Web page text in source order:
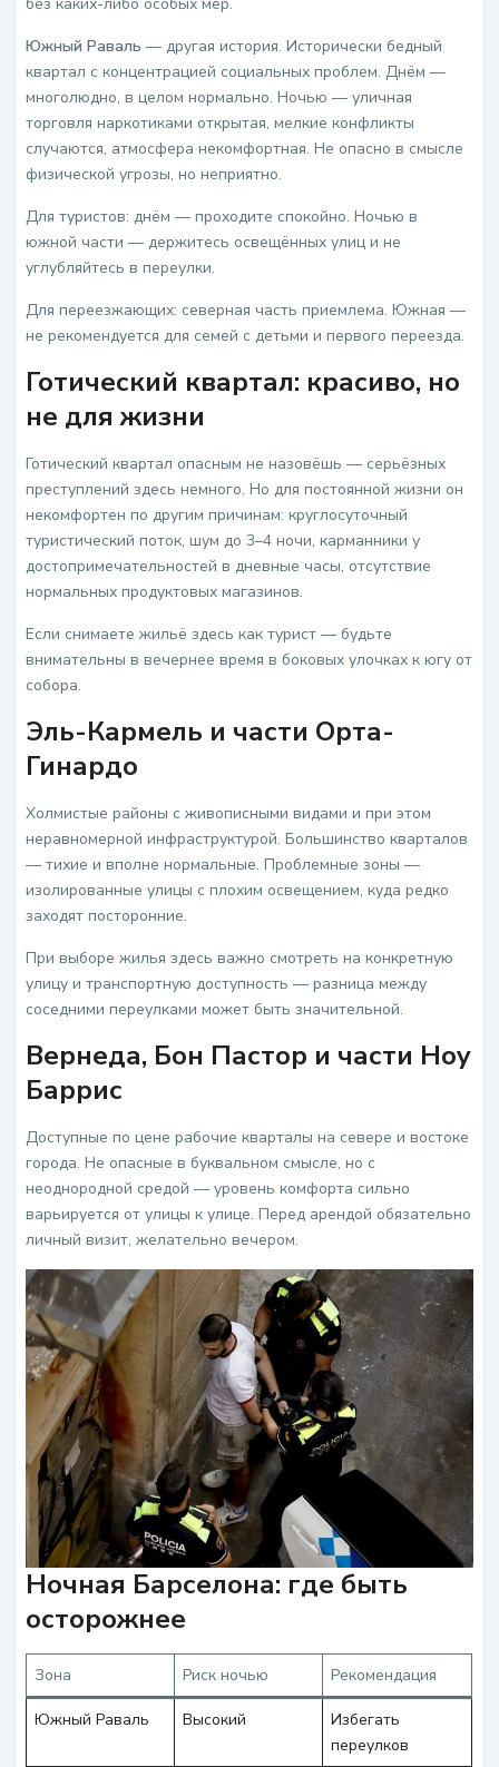
без каких-либо особых мер.
Южный Раваль — другая история. Исторически бедный
квартал с концентрацией социальных проблем. Днём —
многолюдно, в целом нормально. Ночью — уличная
торговля наркотиками открытая, мелкие конфликты
случаются, атмосфера некомфортная. Не опасно в смысле
физической угрозы, но неприятно.
Для туристов: днём — проходите спокойно. Ночью в
южной части — держитесь освещённых улиц и не
углубляйтесь в переулки.
Для переезжающих: северная часть приемлема. Южная —
не рекомендуется для семей с детьми и первого переезда.
Готический квартал: красиво, но
не для жизни
Готический квартал опасным не назовёшь — серьёзных
преступлений здесь немного. Но для постоянной жизни он
некомфортен по другим причинам: круглосуточный
туристический поток, шум до 3–4 ночи, карманники у
достопримечательностей в дневные часы, отсутствие
нормальных продуктовых магазинов.
Если снимаете жильё здесь как турист — будьте
внимательны в вечернее время в боковых улочках к югу от
собора.
Эль-Кармель и части Орта-
Гинардо
Холмистые районы с живописными видами и при этом
неравномерной инфраструктурой. Большинство кварталов
— тихие и вполне нормальные. Проблемные зоны —
изолированные улицы с плохим освещением, куда редко
заходят посторонние.
При выборе жилья здесь важно смотреть на конкретную
улицу и транспортную доступность — разница между
соседними переулками может быть значительной.
Вернеда, Бон Пастор и части Ноу
Баррис
Доступные по цене рабочие кварталы на севере и востоке
города. Не опасные в буквальном смысле, но с
неоднородной средой — уровень комфорта сильно
варьируется от улицы к улице. Перед арендой обязательно
личный визит, желательно вечером.
Ночная Барселона: где быть
осторожнее
Зона Риск ночью Рекомендация
Южный Раваль Высокий
Избегать
переулков